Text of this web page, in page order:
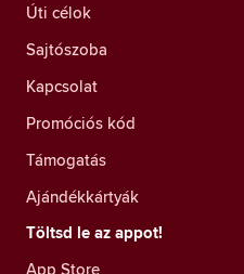
Úti célok
Sajtószoba
Kapcsolat
Promóciós kód
Támogatás
Ajándékkártyák
Töltsd le az appot!
App Store